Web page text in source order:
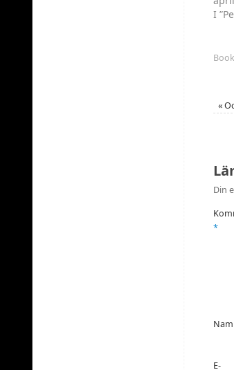
I
«
Din
*
E-